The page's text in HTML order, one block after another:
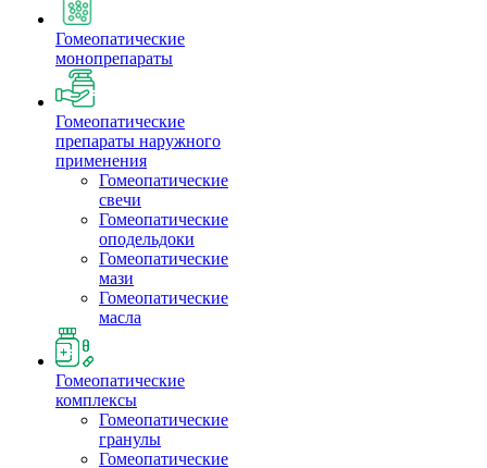
Гомеопатические
монопрепараты
Гомеопатические
препараты наружного
применения
Гомеопатические
свечи
Гомеопатические
оподельдоки
Гомеопатические
мази
Гомеопатические
масла
Гомеопатические
комплексы
Гомеопатические
гранулы
Гомеопатические